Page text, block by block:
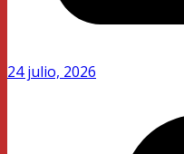
24 julio, 2026